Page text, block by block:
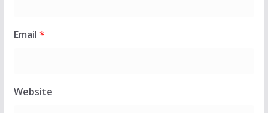
Email *
Website